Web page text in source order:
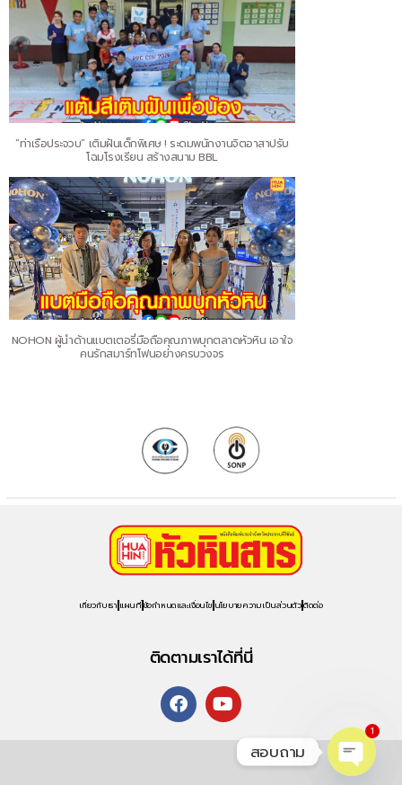
“ท่าเรือประจวบ” เติมฝันเด็กพิเศษ ! ระดมพนักงานจิตอาสาปรับ
โฉมโรงเรียน สร้างสนาม BBL
NOHON ผู้นำด้านแบตเตอรี่มือถือคุณภาพบุกตลาดหัวหิน เอาใจ
คนรักสมาร์ทโฟนอย่างครบวงจร
เกี่ยวกับเรา แผนที่ ข้อกำหนดและเงื่อนไข นโยบายความเป็นส่วนตัวติดต่อ
ติดตามเราได้ที่นี่
สอบถาม
1